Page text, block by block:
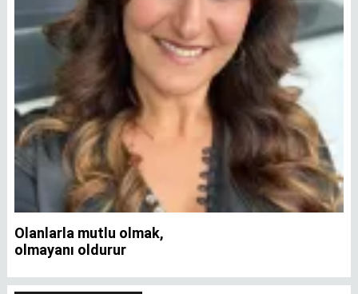
Olanlarla mutlu olmak,
olmayanı oldurur